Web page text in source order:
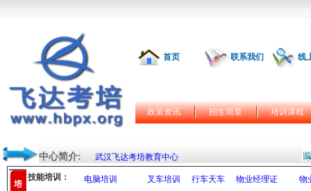
首页 联系我们 线
政策资讯 招生简章 培训课程
中心简介: 武汉飞达考培教育中心
培
技能培训： 电脑培训 叉车培训 行车天车 物业经理证
物